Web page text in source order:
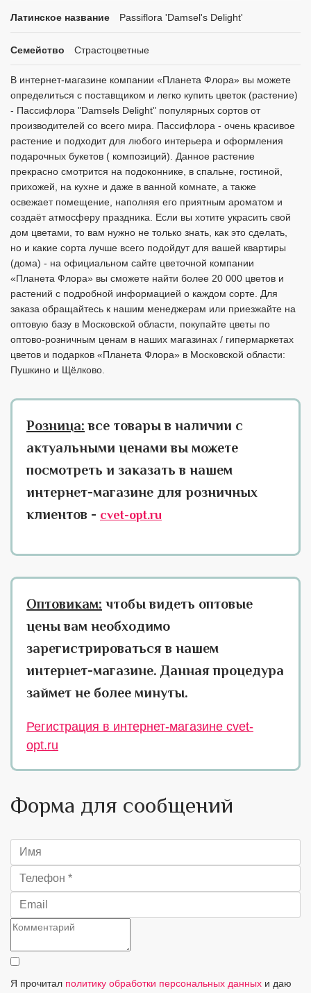
Латинское название Passiflora 'Damsel's Delight'
Семейство Страстоцветные
В интернет-магазине компании «Планета Флора» вы можете
определиться с поставщиком и легко купить цветок (растение)
- Пассифлора "Damsels Delight" популярных сортов от
производителей со всего мира. Пассифлора - очень красивое
растение и подходит для любого интерьера и оформления
подарочных букетов ( композиций). Данное растение
прекрасно смотрится на подоконнике, в спальне, гостиной,
прихожей, на кухне и даже в ванной комнате, а также
освежает помещение, наполняя его приятным ароматом и
создаёт атмосферу праздника. Если вы хотите украсить свой
дом цветами, то вам нужно не только знать, как это сделать,
но и какие сорта лучше всего подойдут для вашей квартиры
(дома) - на официальном сайте цветочной компании
«Планета Флора» вы сможете найти более 20 000 цветов и
растений с подробной информацией о каждом сорте. Для
заказа обращайтесь к нашим менеджерам или приезжайте на
оптовую базу в Московской области, покупайте цветы по
оптово-розничным ценам в наших магазинах / гипермаркетах
цветов и подарков «Планета Флора» в Московской области:
Пушкино и Щёлково.
Розница: все товары в наличии с
актуальными ценами вы можете
посмотреть и заказать в нашем
интернет-магазине для розничных
клиентов - cvet-opt.ru
Оптовикам: чтобы видеть оптовые
цены вам необходимо
зарегистрироваться в нашем
интернет-магазине. Данная процедура
займет не более минуты.
Регистрация в интернет-магазине cvet-
opt.ru
Форма для сообщений
Я прочитал политику обработки персональных данных и даю